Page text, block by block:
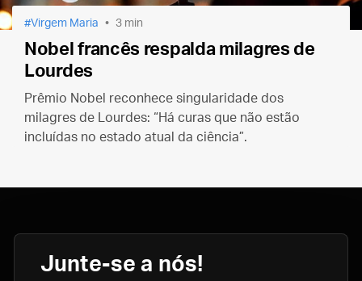
Virgem Maria 3 min
Nobel francês respalda milagres de
Lourdes
Prêmio Nobel reconhece singularidade dos
milagres de Lourdes: “Há curas que não estão
incluídas no estado atual da ciência”.
Junte-se a nós!